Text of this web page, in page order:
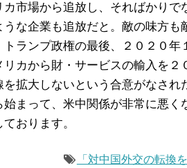
市場から追放し、そればかりで
な企業も追放だと。敵の味方も
ランプ政権の最後、２０２０年
カから財・サービスの輸入を２
拡大しないという合意がなされ
まって、米中関係が非常に悪く
おります。
「対中国外交の転換